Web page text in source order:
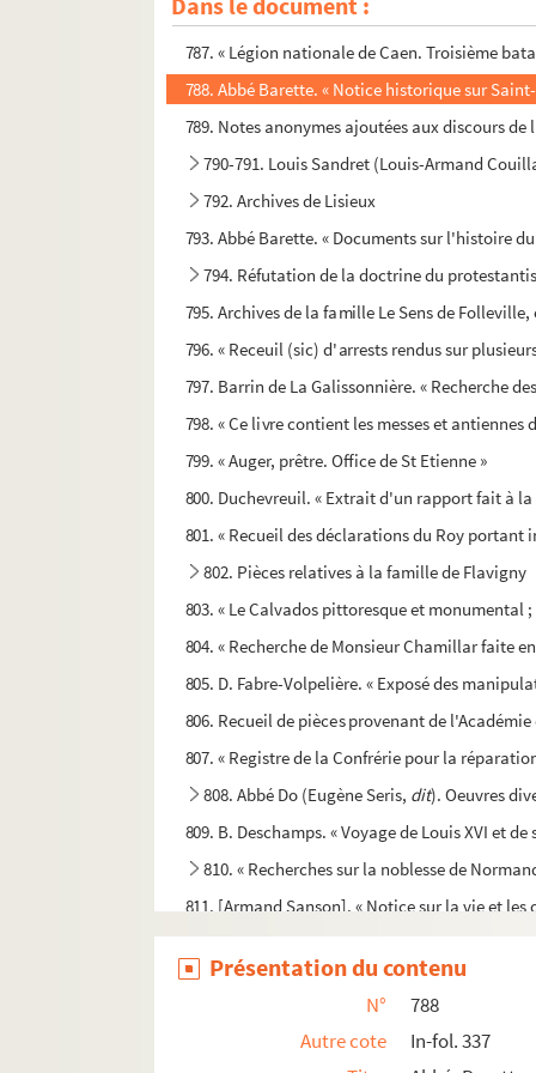
786. Abbé Jean-Benoît-Désiré Cochet. « Essai
787. « Légion nationale de Caen. Troisième
788. Abbé Barette. « Notice historique sur
789. Notes anonymes ajoutées aux discours
790-791. Louis Sandret (Louis-Armand
792. Archives de Lisieux
793. Abbé Barette. « Documents sur l'histoire
794. Réfutation de la doctrine du
795. Archives de la famille Le Sens de
796. « Receuil (sic) d'arrests rendus sur
797. Barrin de La Galissonnière. « Recherche
798. « Ce livre contient les messes et
799. « Auger, prêtre. Office de St Etienne »
800. Duchevreuil. « Extrait d'un rapport fait à
801. « Recueil des déclarations du Roy
802. Pièces relatives à la famille de Flavigny
803. « Le Calvados pittoresque et monumental ;
804. « Recherche de Monsieur Chamillar faite
805. D. Fabre-Volpelière. « Exposé des
806. Recueil de pièces provenant de
807. « Registre de la Confrérie pour la
808. Abbé Do (Eugène Seris, dit). Oeuvres
809. B. Deschamps. « Voyage de Louis XVI et
810. « Recherches sur la noblesse de
811. [Armand Sanson]. « Notice sur la vie et
812. René Bougourd. « Jets de sang et de
813. « Histoire abrégée du prieuré du Mont-
814. « Renseignements succincts sur la ville de
815. Supplique adressée à Monsieur
Présentation du contenu
N°
788
Autre cote
In-fol. 337